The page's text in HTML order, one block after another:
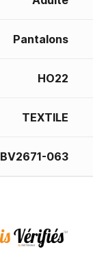
Pantalons
HO22
TEXTILE
BV2671-063